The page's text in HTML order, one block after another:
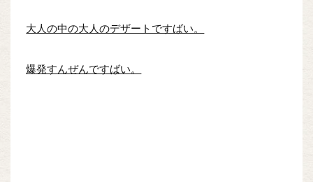
大人の中の大人のデザートですばい。
爆発すんぜんですばい。